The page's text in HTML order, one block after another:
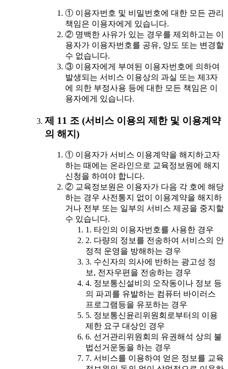
① 이용자번호 및 비밀번호에 대한 모든 관리
책임은 이용자에게 있습니다.
② 명백한 사유가 있는 경우를 제외하고는 이
용자가 이용자번호를 공유, 양도 또는 변경할
수 없습니다.
③ 이용자에게 부여된 이용자번호에 의하여
발생되는 서비스 이용상의 과실 또는 제3자
에 의한 부정사용 등에 대한 모든 책임은 이
용자에게 있습니다.
제 11 조 (서비스 이용의 제한 및 이용계약
의 해지)
① 이용자가 서비스 이용계약을 해지하고자
하는 때에는 온라인으로 교육정보원에 해지
신청을 하여야 합니다.
② 교육정보원은 이용자가 다음 각 호에 해당
하는 경우 사전통지 없이 이용계약을 해지하
거나 전부 또는 일부의 서비스 제공을 중지할
수 있습니다.
1. 타인의 이용자번호를 사용한 경우
2. 다량의 정보를 전송하여 서비스의 안
정적 운영을 방해하는 경우
3. 수신자의 의사에 반하는 광고성 정
보, 전자우편을 전송하는 경우
4. 정보통신설비의 오작동이나 정보 등
의 파괴를 유발하는 컴퓨터 바이러스
프로그램등을 유포하는 경우
5. 정보통신윤리위원회로부터의 이용
제한 요구 대상인 경우
6. 선거관리위원회의 유권해석 상의 불
법선거운동을 하는 경우
7. 서비스를 이용하여 얻은 정보를 교육